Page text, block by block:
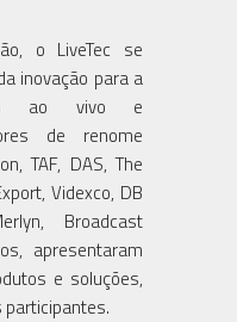
o LiveTec se
inovação para a
ao vivo e
de renome
TAF, DAS, The
Videxco, DB
Broadcast
apresentaram
e soluções,